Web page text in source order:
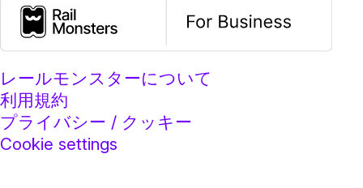
レールモンスターについて
利用規約
プライバシー / クッキー
Cookie settings